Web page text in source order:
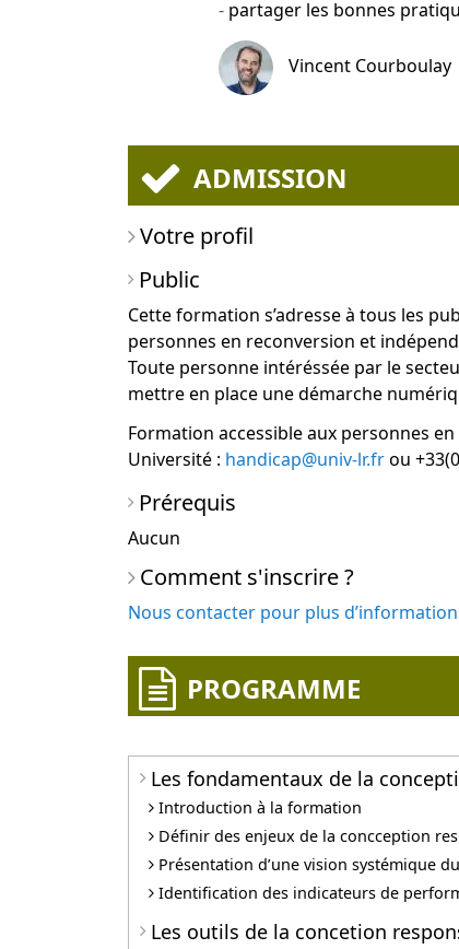
partager les bonnes
Vincent Courboulay
ADMISSION
Votre profil
Public
Cette formation s’adresse à tous les
personnes en reconversion et
Toute personne intéréssée par le
mettre en place une démarche
Formation accessible aux personnes
Université : handicap@univ-lr.frou
Prérequis
Aucun
Comment s'inscrire ?
Nous contacter pour plus
PROGRAMME
Les fondamentaux de la
Introduction à la formation
Définir des enjeux de la concception
Présentation d’une vision systémique
Identification des indicateurs de
Les outils de la concetion